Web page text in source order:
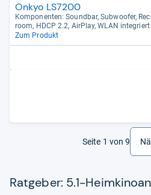
Onkyo LS7200
Kom­po­nen­ten: Sound­bar, Sub­woofer,
room, HDCP 2.2, Air­Play, WLAN inte­griert
Zum Produkt
Seite 1 von 9
Ratgeber: 5.1-